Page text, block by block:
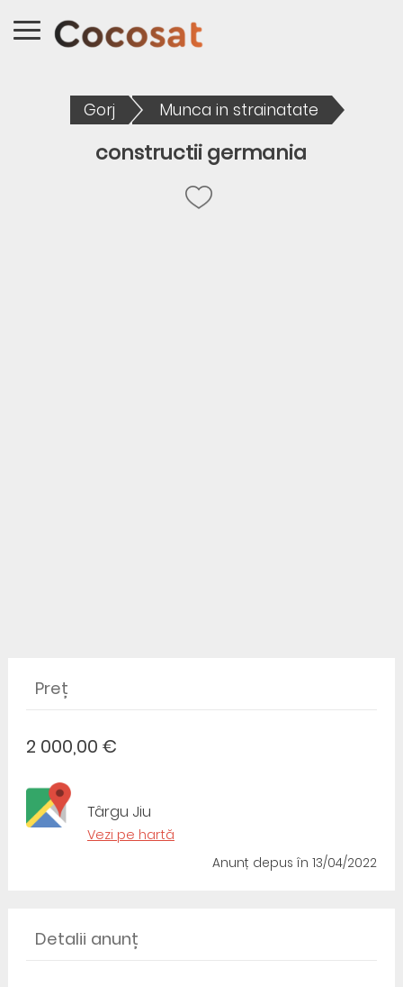
Gorj Munca in strainatate
constructii germania
Preț
2 000,00 €
Târgu Jiu
Vezi pe hartă
Anunț depusîn 13/04/2022
Detalii anunț